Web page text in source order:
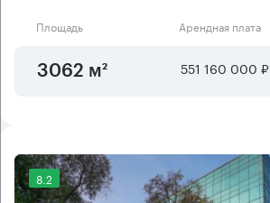
Площадь Арендная плата
3062 м² 551 160 000 ₽
8.2